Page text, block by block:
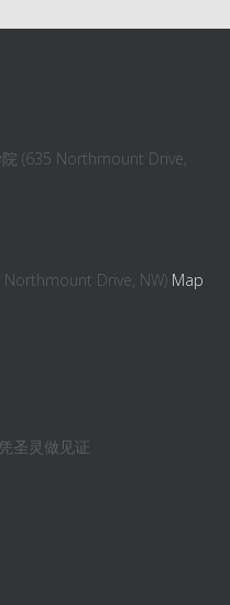
(635 Northmount Drive,
Drive, NW) Map
圣灵做见证